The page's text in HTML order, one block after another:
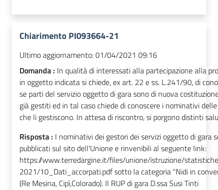
Chiarimento PI093664-21
Ultimo aggiornamento:01/04/2021 09:16
Domanda : In qualità di interessati alla partecipazione alla
in oggetto indicata si chiede, ex art. 22 e ss. L.241/90, di
se parti del servizio oggetto di gara sono di nuova
già gestiti ed in tal caso chiede di conoscere i nominativi
che li gestiscono. In attesa di riscontro, si porgono distinti
Risposta : I nominativi dei gestori dei servizi oggetto di gara
pubblicati sul sito dell'Unione e rinvenibili al seguente link:
https://www.terredargine.it/files/unione/istruzione/
2021/10_Dati_accorpati.pdf sotto la categoria "Nidi in
(Re Mesina, Cipì,Colorado). Il RUP di gara D.ssa Susi Tinti